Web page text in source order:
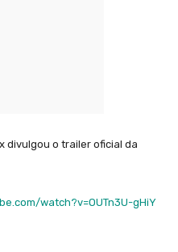
divulgou o trailer oficial da
watch?v=OUTn3U-gHiY